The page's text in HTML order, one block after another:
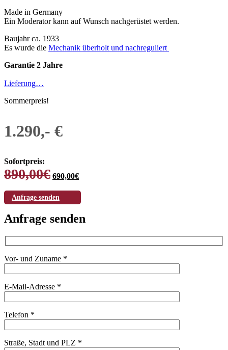
Made in Germany
Ein Moderator kann auf Wunsch nachgerüstet werden.
Baujahr ca. 1933
Es wurde die Mechanik überholt und nachreguliert
Garantie 2 Jahre
Lieferung…
Sommerpreis!
1.290,- €
Sofortpreis:
890,00€ Preis
890,00€
690,00€Preis
Anfrage senden
Anfrage senden
Vor- und Zuname *
E-Mail-Adresse *
Telefon *
Straße, Stadt und PLZ *